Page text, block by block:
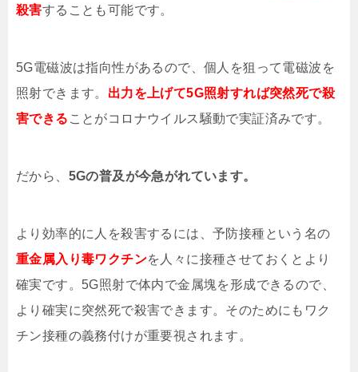
殺害することも可能です。
5G電磁波は指向性があるので、個人を狙って電磁波を
照射できます。 出力を上げて5G照射すれば突然死で殺
害できる ことがコロナウイルス騒動で実証済みです。
だから、 5Gの普及が今急がれています。
より効率的に人を殺害するには、予防接種という名の
重金属入り毒ワクチンを人々に接種させておくとより
確実です。5G照射で体内で金属塊を形成できるので、
より確実に突然死で殺害できます。そのためにもワク
チン接種の義務付けが重要視されます。